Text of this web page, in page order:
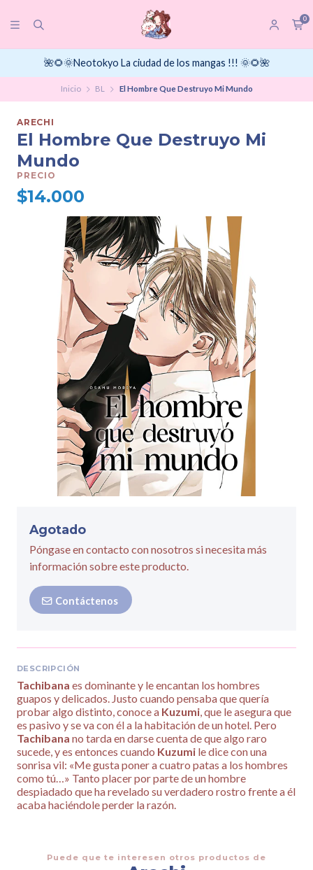
0
🌺🌻🌞Neotokyo La ciudad de los mangas !!! 🌞🌻🌺
Inicio BL El Hombre Que Destruyo Mi Mundo
ARECHI
El Hombre Que Destruyo Mi
Mundo
PRECIO
$14.000
Agotado
Póngase en contacto con nosotros si necesita más
información sobre este producto.
Contáctenos
DESCRIPCIÓN
Tachibana es dominante y le encantan los hombres
guapos y delicados. Justo cuando pensaba que quería
probar algo distinto, conoce a Kuzumi , que le asegura que
es pasivo y se va con él a la habitación de un hotel. Pero
Tachibana no tarda en darse cuenta de que algo raro
sucede, y es entonces cuando Kuzumi le dice con una
sonrisa vil: «Me gusta poner a cuatro patas a los hombres
como tú…» Tanto placer por parte de un hombre
despiadado que ha revelado su verdadero rostro frente a él
acaba haciéndole perder la razón.
Puede que te interesen otros productos de